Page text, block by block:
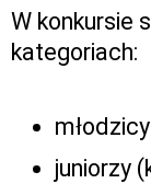
W konkursie
kategoriach:
juniorzy